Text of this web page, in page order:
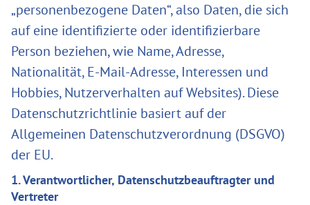
„personenbezogene Daten“, also Daten, die sich
auf eine identifizierte oder identifizierbare
Person beziehen, wie Name, Adresse,
Nationalität, E-Mail-Adresse, Interessen und
Hobbies, Nutzerverhalten auf Websites). Diese
Datenschutzrichtlinie basiert auf der
Allgemeinen Datenschutzverordnung (DSGVO)
der EU.
1. Verantwortlicher, Datenschutzbeauftragter und
Vertreter